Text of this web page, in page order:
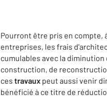
Pourront être pris en compte,
entreprises, les frais
cumulables avec la diminution
construction, de
ces travaux peut aussi venir
bénéficié à ce titre de